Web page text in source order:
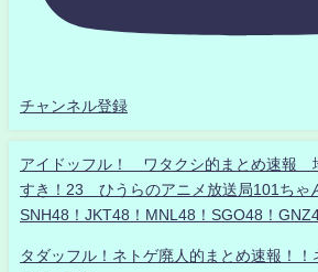
チャンネル登録
アイドッフル！ ワタクシ的まとめ速報
すき！23 ひうらのアニメ放送局101ちゃ
SNH48！JKT48！MNL48！SGO48！
タダッフル！ネトゲ廃人的まとめ速報！